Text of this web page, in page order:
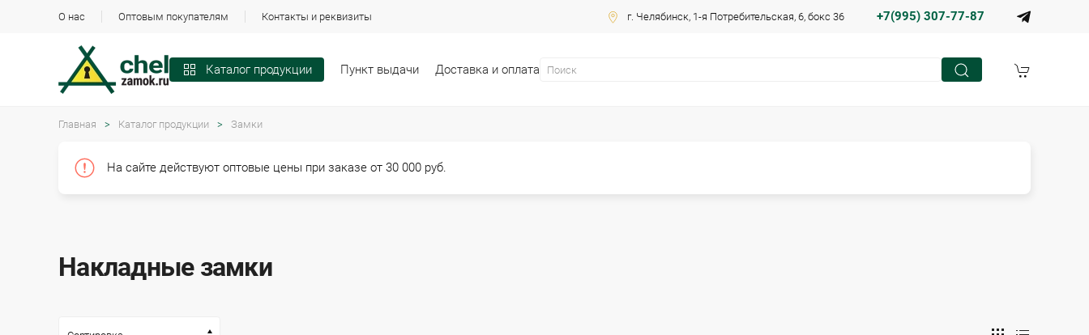
О нас Оптовым покупателям Контакты и реквизиты г. Челябинск, 1-я Потребительская, 6, бокс 36 +7(995) 307-77-87
Каталог продукции Пункт выдачи Доставка и оплата
Главная Каталог продукции Замки
На сайте действуют оптовые цены при заказе от 30 000 руб.
Накладные замки